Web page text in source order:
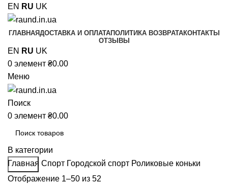
EN RU UK
ГЛАВНАЯДОСТАВКА И ОПЛАТАПОЛИТИКА ВОЗВРАТАКОНТАКТЫ
ОТЗЫВЫ
EN RU UK
0 элемент ₴0.00
Меню
Поиск
0 элемент ₴0.00
В категории
Поиск
Главная Спорт Городской спорт Роликовые коньки
Отображение 1–50 из 52